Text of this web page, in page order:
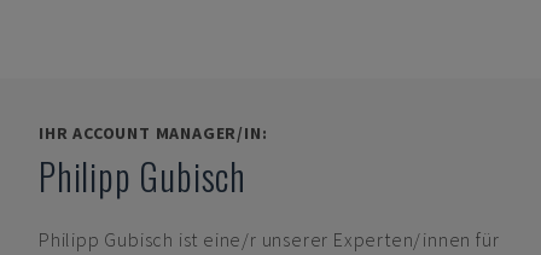
IHR ACCOUNT MANAGER/IN:
Philipp Gubisch
Philipp Gubisch ist eine/r unserer Experten/innen für